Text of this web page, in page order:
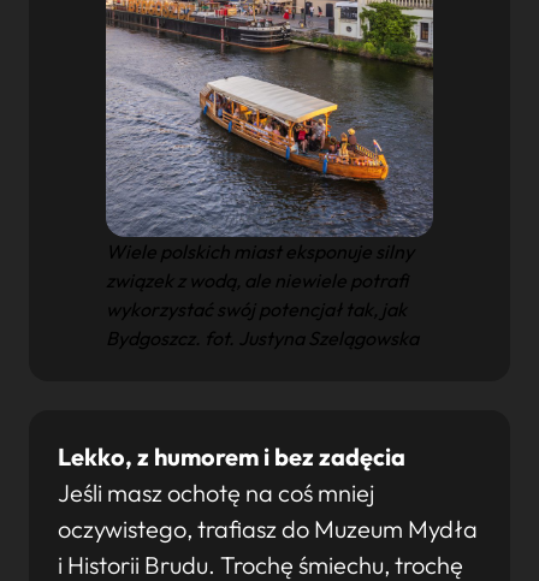
Wiele polskich miast eksponuje silny
związek z wodą, ale niewiele potrafi
wykorzystać swój potencjał tak, jak
Bydgoszcz. fot. Justyna Szelągowska
Lekko, z humorem i bez zadęcia
Jeśli masz ochotę na coś mniej
oczywistego, trafiasz do Muzeum Mydła
i Historii Brudu. Trochę śmiechu, trochę